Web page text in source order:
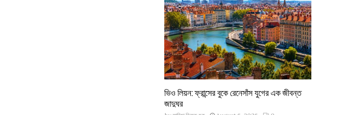
ভিও লিয়ন: ফ্রান্সের বুকে রেনেসাঁস যুগের এক জীবন্ত
জাদুঘর